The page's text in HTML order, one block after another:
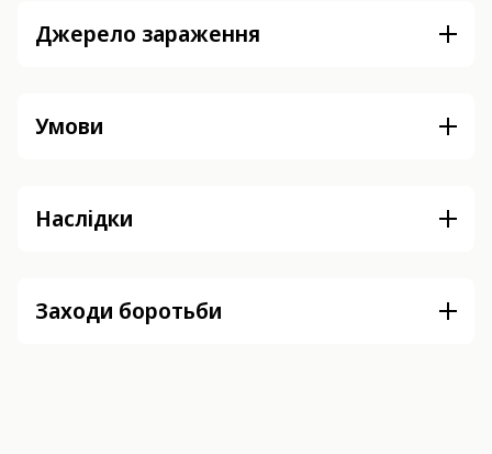
Джерело зараження
Умови
Наслідки
Заходи боротьби